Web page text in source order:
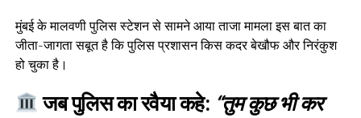
मुंबई के मालवणी पुलिस स्टेशन से सामने आया ताजा मामला इस बात का
जीता-जागता सबूत है कि पुलिस प्रशासन किस कदर बेखौफ और निरंकुश
हो चुका है।
जब पुलिस का रवैया कहे: “तुम कुछ भी कर